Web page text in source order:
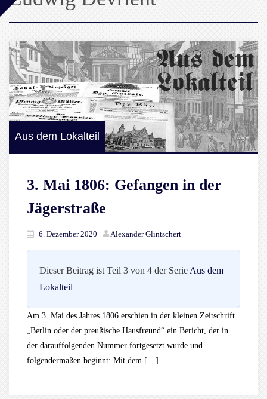
Aus dem Lokalteil
3. Mai 1806: Gefangen in der
Jägerstraße
6. Dezember 2020 Alexander Glintschert
Dieser Beitrag ist Teil 3 von 4 der Serie Aus dem
Lokalteil
Am 3. Mai des Jahres 1806 erschien in der kleinen Zeitschrift
„Berlin oder der preußische Hausfreund“ ein Bericht, der in
der darauffolgenden Nummer fortgesetzt wurde und
folgendermaßen beginnt: Mit dem […]